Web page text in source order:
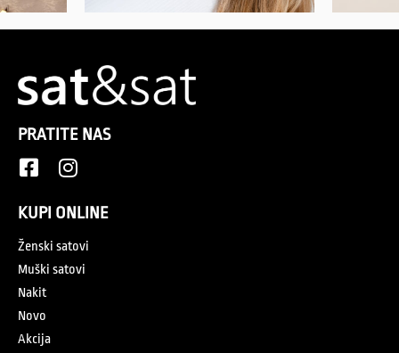
PRATITE NAS
KUPI ONLINE
Ženski satovi
Muški satovi
Nakit
Novo
Akcija